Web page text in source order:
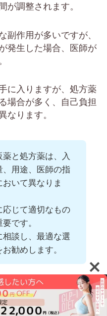
が調整されます。
作用が多いですが、
発生した場合、医師が
に入りますが、処方薬
場合が多く、自己負担
なります。
と処方薬は、入
用途、医師の指
いて異なりま
じて適切なもの
です。
談し、最適な選
勧めします。
ンクリニック
ック』